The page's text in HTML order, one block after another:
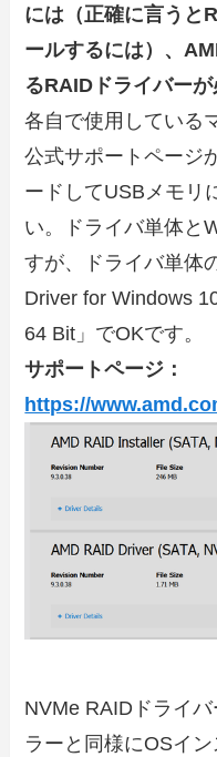
には（正確に言うと
ールするには）、
るRAIDドライバーが
各自で使用している
公式サポートページ
ードしてUSBメモリ
い。ドライバ単体と
すが、ドライバ単体
Driver for Windows
64 Bit 」でOKです。
サポートページ：
https://
NVMe RAIDドライ
ラーと同様にOSイ